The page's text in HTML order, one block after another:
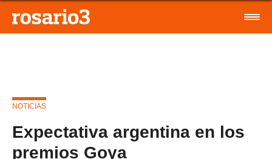
NOTICIAS
Expectativa argentina en los
premios Goya